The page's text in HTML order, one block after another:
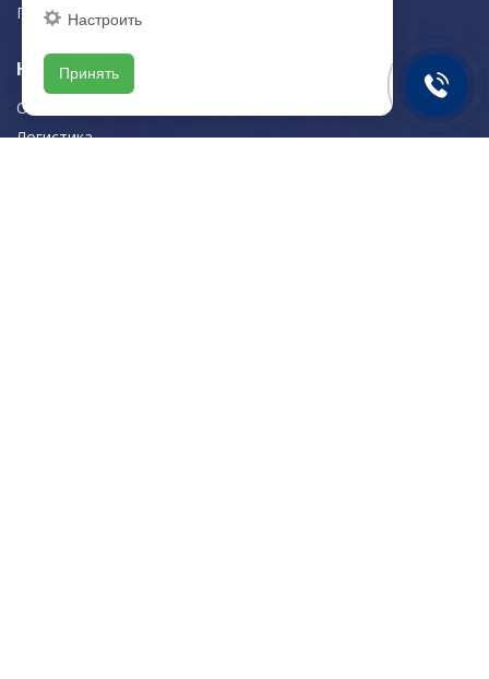
Плитка для пола
Навигация
О компании
Логистика
Настроить
Принять